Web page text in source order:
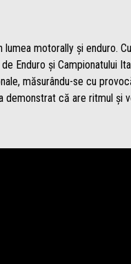
motorally și enduro.
Enduro și Campionatului
măsurându-se cu
demonstrat că are ritmul și